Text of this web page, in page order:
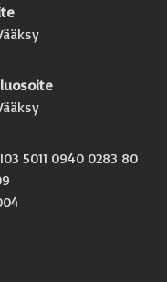
5011 0940 0283 80